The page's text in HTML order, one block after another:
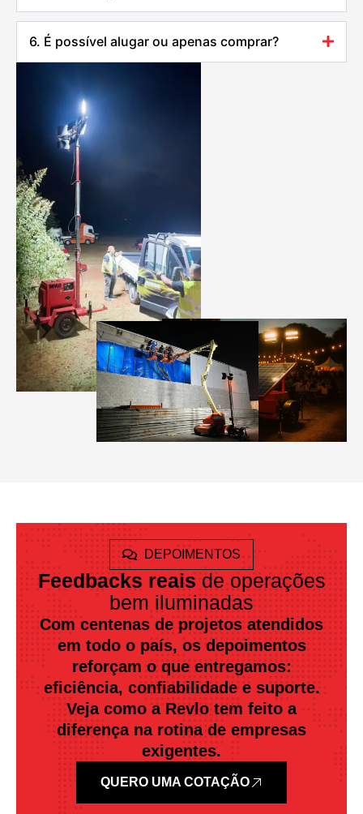
6. É possível alugar ou apenas comprar?
DEPOIMENTOS
Feedbacks reaisde operações
bem iluminadas
Com centenas de projetos atendidos
em todo o país, os depoimentos
reforçam o que entregamos:
eficiência, confiabilidade e suporte.
Veja como a Revlo tem feito a
diferença na rotina de empresas
exigentes.
QUERO UMA COTAÇÃO